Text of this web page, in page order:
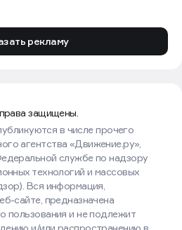
рекламу
защищены.
в числе прочего
агентства «Движение.ру»,
службе по надзору
технологий и массовых
Вся информация,
сайте, предназначена
пользования и не подлежит
и/или распространению в